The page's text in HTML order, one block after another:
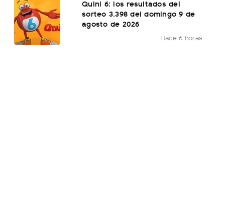
Quini 6: los resultados del
sorteo 3.398 del domingo 9 de
agosto de 2026
Hace 6 horas